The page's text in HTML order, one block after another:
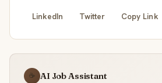
LinkedIn Twitter Copy Link
☕ AI Job Assistant